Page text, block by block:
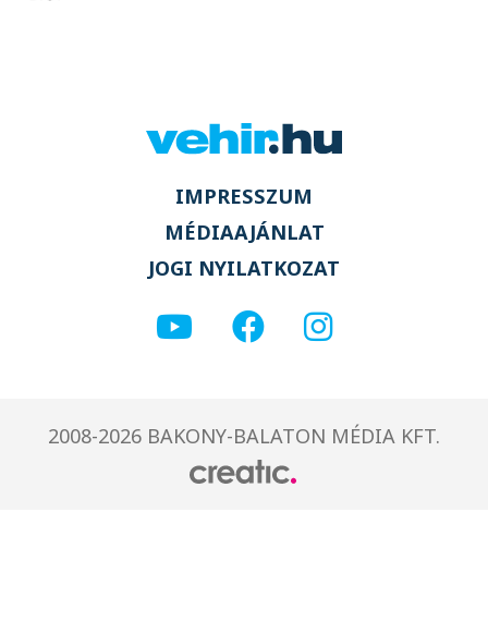
IMPRESSZUM
MÉDIAAJÁNLAT
JOGI NYILATKOZAT
2008-2026 BAKONY-BALATON MÉDIA KFT.